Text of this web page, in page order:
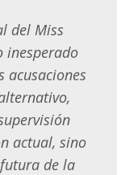
del Miss
inesperado
acusaciones
actual, sino
de la